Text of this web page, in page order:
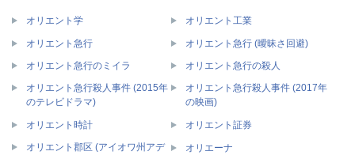
オリエント学 オリエント工業
オリエント急行 オリエント急行 (曖昧さ回避)
オリエント急行のミイラ
オリエント急行の殺人
オリエント急行殺人事件 (2015年
のテレビドラマ)
オリエント急行殺人事件 (2017年
の映画)
オリエント時計
オリエント証券
オリエント郡区 (アイオワ州アデ
オリエーナ